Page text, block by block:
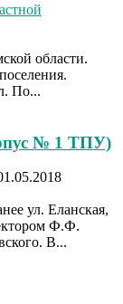
области.
По...
№ 1 ТПУ)
ул. Еланская,
Ф.Ф.
В...